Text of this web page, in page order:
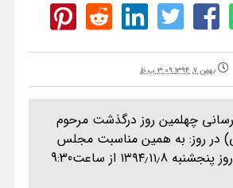
بهمن ۷, ۱۳۹۴ ۳:۰۹ ب.ظ
چهلمین روز درگذشت مرحوم
در روز: به همین مناسبت مجلس
ترحیمی در : در روز پنجشنبه ۱۳۹۴٫۱۱٫8 از ساعت9:30